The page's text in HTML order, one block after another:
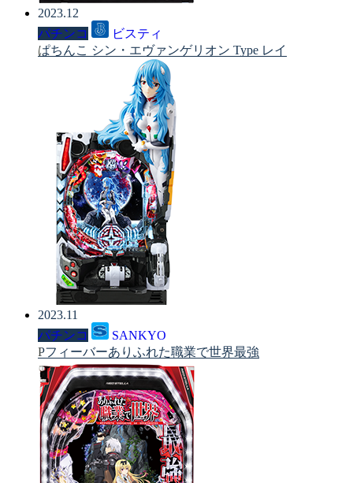
2023.12
パチンコ
ビスティ
ぱちんこ シン・エヴァンゲリオン Type レイ
2023.11
パチンコ
SANKYO
Pフィーバーありふれた職業で世界最強